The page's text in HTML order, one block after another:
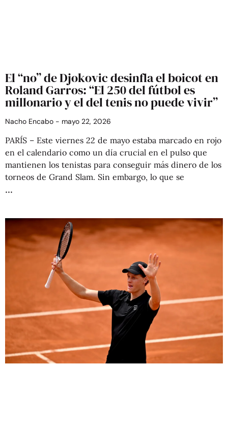
El “no” de Djokovic desinfla el boicot en
Roland Garros: “El 250 del fútbol es
millonario y el del tenis no puede vivir”
Nacho Encabo mayo 22, 2026
PARÍS – Este viernes 22 de mayo estaba marcado en rojo
en el calendario como un día crucial en el pulso que
mantienen los tenistas para conseguir más dinero de los
torneos de Grand Slam. Sin embargo, lo que se